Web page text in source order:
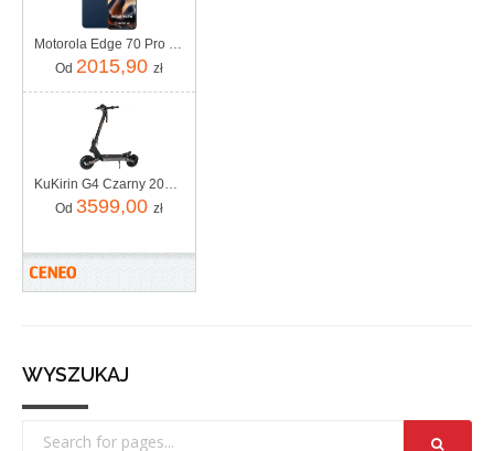
Motorola Edge 70 Pro 8/256GB Granatowy
Od 2015,90 zł
KuKirin G4 Czarny 2000W
Od 3599,00 zł
WYSZUKAJ